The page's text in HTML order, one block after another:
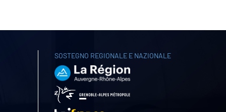
SOSTEGNO REGIONALE E NAZIONALE